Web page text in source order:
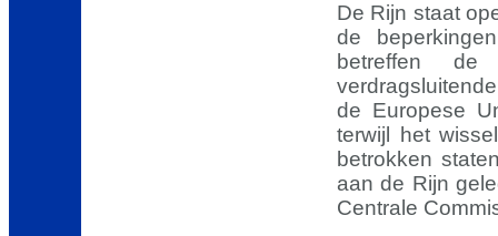
De Rijn staat
de
betreffen
de Europese
terwijl het
betrokken
aan de Rijn
Centrale